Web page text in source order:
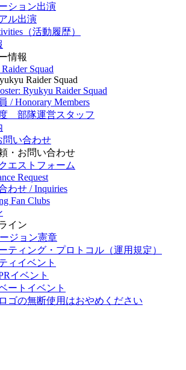
ション出演
ル出演
（活動履歴）
情報
Squad
Raider Squad
Ryukyu Raider Squad
/ Honorary Members
部隊運営スタッフ
問い合わせ
・お問い合わせ
エストフォーム
Request
わせ / Inquiries
Fan Clubs
イン
ジョン憲章
ティング・プロトコル（運用規定）
ィイベント
イベント
ートイベント
ゴの無断使用はおやめください